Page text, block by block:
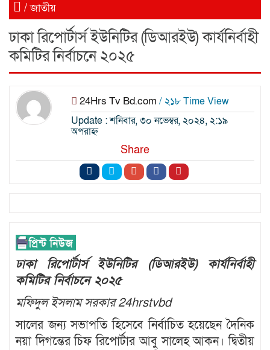
/জাতীয়
ঢাকা রিপোর্টার্স ইউনিটির (ডিআরইউ) কার্যনির্বাহী
কমিটির নির্বাচনে ২০২৫
24Hrs Tv Bd.com / ২১৮ Time View
Update : শনিবার, ৩০ নভেম্বর, ২০২৪, ২:১৯
অপরাহ্ন
Share
ঢাকা রিপোর্টার্স ইউনিটির (ডিআরইউ) কার্যনির্বাহী
কমিটির নির্বাচনে ২০২৫
মফিদুল ইসলাম সরকার 24hrstvbd
সালের জন্য সভাপতি হিসেবে নির্বাচিত হয়েছেন দৈনিক
নয়া দিগন্তের চিফ রিপোর্টার আবু সালেহ আকন। দ্বিতীয়